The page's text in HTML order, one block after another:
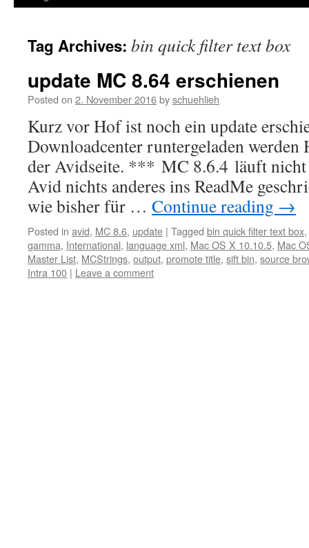
Tag Archives: bin quick filter text box
update MC 8.64 erschienen
Posted on 2. November 2016byschuehlieh
Kurz vor Hof ist noch ein update
Downloadcenter runtergeladen werden
der Avidseite. *** MC 8.6.4 läuft nicht
Avid nichts anderes ins ReadMe
wie bisher für … Continue reading →
Posted in avid, MC 8.6, update | Tagged bin quick filter text box,
gamma, International, language xml, Mac OS X 10.10.5, Mac
Master List, MCStrings, output, promote title, sift bin, source
Intra 100 | Leave a comment